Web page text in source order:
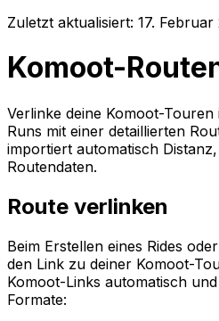
Zuletzt aktualisiert: 17. Februar
Komoot-
Verlinke deine Komoot-
Runs mit einer detaillierten
importiert automatisch
Routendaten.
Route verlinken
Beim Erstellen eines Rides
den Link zu deiner Komoot-
Komoot-Links automatisch
Formate: